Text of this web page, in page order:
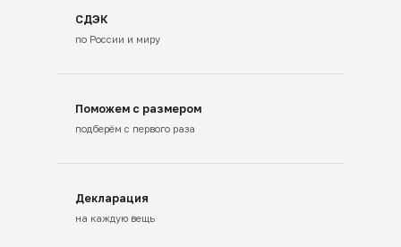
СДЭК
по России и миру
Поможем с размером
подберём с первого раза
Декларация
на каждую вещь